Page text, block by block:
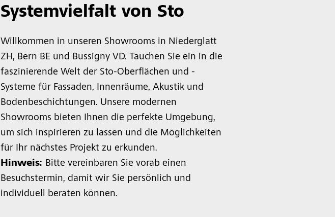
Systemvielfalt von Sto
Willkommen in unseren Showrooms in Niederglatt
ZH, Bern BE und Bussigny VD. Tauchen Sie ein in die
faszinierende Welt der Sto-Oberflächen und -
Systeme für Fassaden, Innenräume, Akustik und
Bodenbeschichtungen. Unsere modernen
Showrooms bieten Ihnen die perfekte Umgebung,
um sich inspirieren zu lassen und die Möglichkeiten
für Ihr nächstes Projekt zu erkunden.
Hinweis: Bitte vereinbaren Sie vorab einen
Besuchstermin, damit wir Sie persönlich und
individuell beraten können.